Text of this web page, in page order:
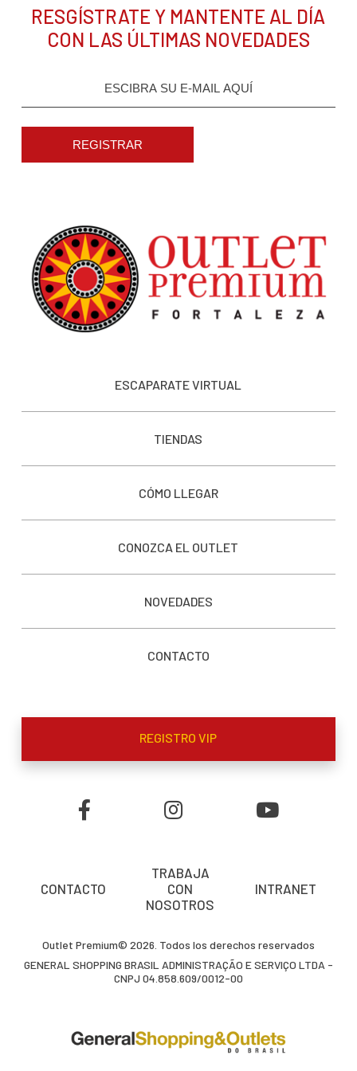
RESGÍSTRATE Y MANTENTE AL DÍA
CON LAS ÚLTIMAS NOVEDADES
REGISTRAR
ESCAPARATE VIRTUAL
TIENDAS
CÓMO LLEGAR
CONOZCA EL OUTLET
NOVEDADES
CONTACTO
REGISTRO VIP
CONTACTO
TRABAJA
CON
NOSOTROS
INTRANET
Outlet Premium© 2026. Todos los derechos reservados
GENERAL SHOPPING BRASIL ADMINISTRAÇÃO E SERVIÇO LTDA -
CNPJ 04.858.609/0012-00